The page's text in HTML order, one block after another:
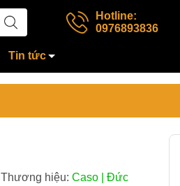
Hotline:
0976893836
Tin tức
Thương hiệu: Caso | Đức